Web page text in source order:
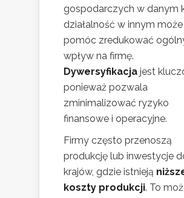
gospodarczych w danym
działalność w innym może
pomóc zredukować
wpływ na firmę.
Dywersyfikacja jest
ponieważ pozwala
zminimalizować ryzyko
finansowe i operacyjne.
Firmy często przenoszą
produkcję lub inwestycje
krajów, gdzie istnieją
koszty produkcji. To